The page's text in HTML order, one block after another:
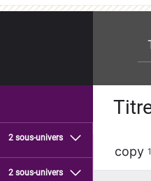
2 sous-univers
2 sous-univers
copy